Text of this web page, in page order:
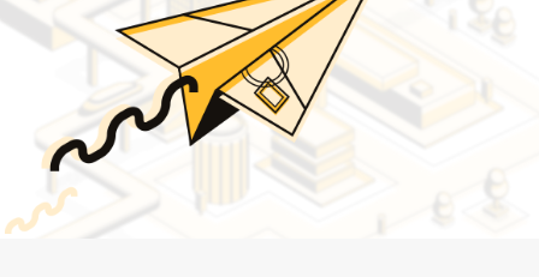
7 лет опыта в сфере финансового менеджмента и
стратегического развития.